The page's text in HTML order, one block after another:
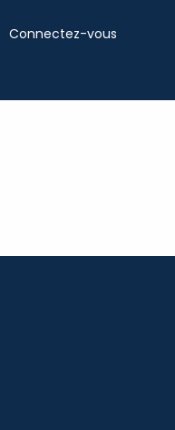
Connectez-vous